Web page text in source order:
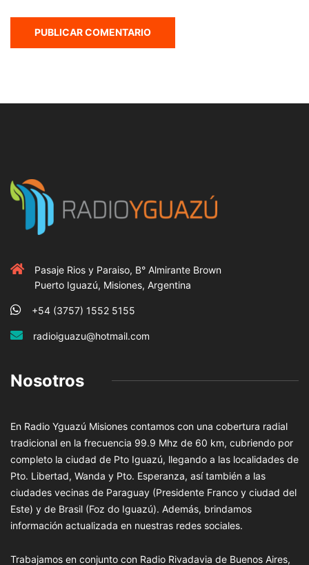
Pasaje Rios y Paraiso, B° Almirante Brown
Puerto Iguazú, Misiones, Argentina
+54 (3757) 1552 5155
radioiguazu@hotmail.com
Nosotros
En Radio Yguazú Misiones contamos con una cobertura radial
tradicional en la frecuencia 99.9 Mhz de 60 km, cubriendo por
completo la ciudad de Pto Iguazú, llegando a las localidades de
Pto. Libertad, Wanda y Pto. Esperanza, así también a las
ciudades vecinas de Paraguay (Presidente Franco y ciudad del
Este) y de Brasil (Foz do Iguazú). Además, brindamos
información actualizada en nuestras redes sociales.
Trabajamos en conjunto con Radio Rivadavia de Buenos Aires,